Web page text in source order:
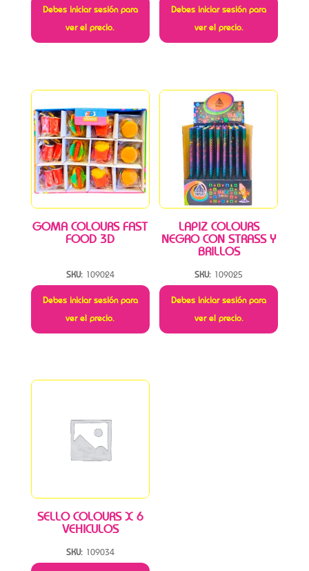
Debes iniciar sesión para
ver el precio.
Debes iniciar sesión para
ver el precio.
GOMA COLOURS FAST
FOOD 3D
SKU: 109024
Debes iniciar sesión para
ver el precio.
LAPIZ COLOURS
NEGRO CON STRASS Y
BRILLOS
SKU: 109025
Debes iniciar sesión para
ver el precio.
SELLO COLOURS X 6
VEHICULOS
SKU: 109034